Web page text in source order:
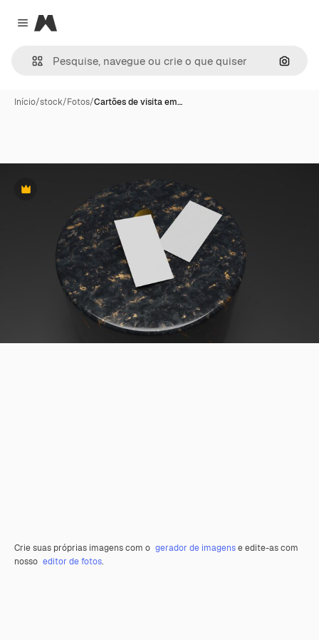
Close menu
Magnific
Início/stock/Fotos/Cartões de visita em…
Premium
Crie suas próprias imagens com o gerador de imagense edite-as com
nosso editor de fotos.